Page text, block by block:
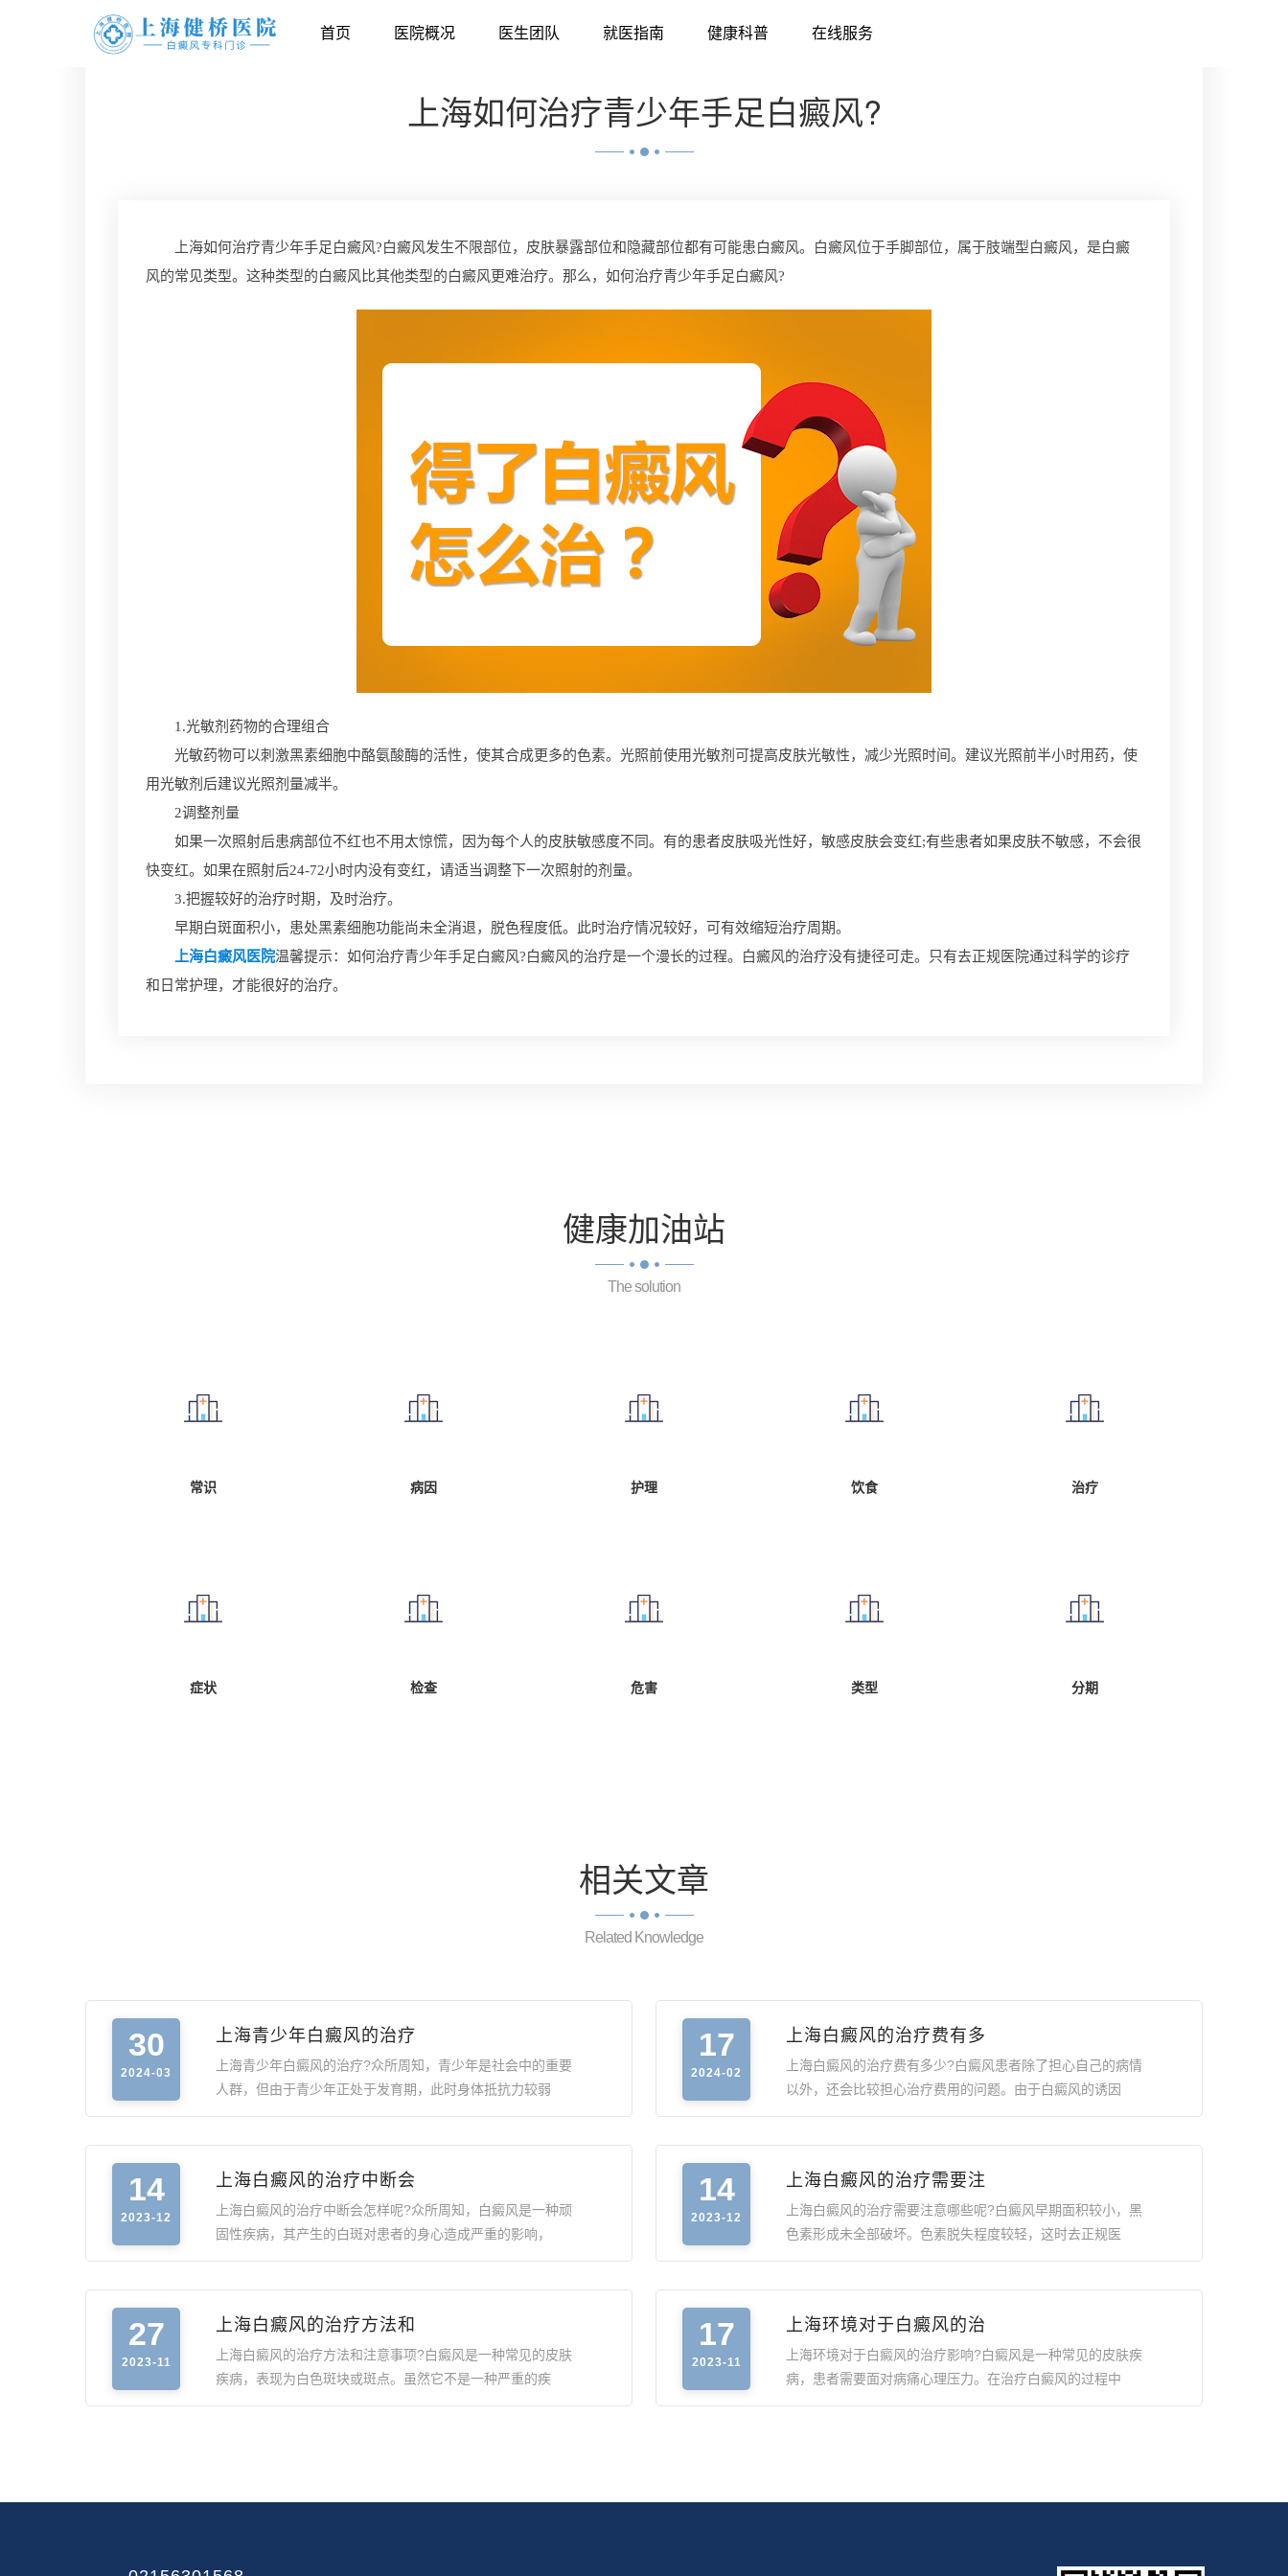
首页 医院概况 医生团队 就医指南 健康科普 在线服务
上海如何治疗青少年手足白癜风?
上海如何治疗青少年手足白癜风?白癜风发生不限部位，皮肤暴露部位和隐藏部位都有可能患白癜风。白癜风位于手脚部位，属于肢端型白癜风，是白癜
风的常见类型。这种类型的白癜风比其他类型的白癜风更难治疗。那么，如何治疗青少年手足白癜风?
1.光敏剂药物的合理组合
光敏药物可以刺激黑素细胞中酪氨酸酶的活性，使其合成更多的色素。光照前使用光敏剂可提高皮肤光敏性，减少光照时间。建议光照前半小时用药，使
用光敏剂后建议光照剂量减半。
2调整剂量
如果一次照射后患病部位不红也不用太惊慌，因为每个人的皮肤敏感度不同。有的患者皮肤吸光性好，敏感皮肤会变红;有些患者如果皮肤不敏感，不会很
快变红。如果在照射后24-72小时内没有变红，请适当调整下一次照射的剂量。
3.把握较好的治疗时期，及时治疗。
早期白斑面积小，患处黑素细胞功能尚未全消退，脱色程度低。此时治疗情况较好，可有效缩短治疗周期。
上海白癜风医院温馨提示：如何治疗青少年手足白癜风?白癜风的治疗是一个漫长的过程。白癜风的治疗没有捷径可走。只有去正规医院通过科学的诊疗
和日常护理，才能很好的治疗。
健康加油站
The solution
常识 病因 护理 饮食 治疗
症状 检查 危害 类型 分期
相关文章
Related Knowledge
30
2024-03
上海青少年白癜风的治疗
上海青少年白癜风的治疗?众所周知，青少年是社会中的重要
人群，但由于青少年正处于发育期，此时身体抵抗力较弱
17
2024-02
上海白癜风的治疗费有多
上海白癜风的治疗费有多少?白癜风患者除了担心自己的病情
以外，还会比较担心治疗费用的问题。由于白癜风的诱因
14
2023-12
上海白癜风的治疗中断会
上海白癜风的治疗中断会怎样呢?众所周知，白癜风是一种顽
固性疾病，其产生的白斑对患者的身心造成严重的影响，
14
2023-12
上海白癜风的治疗需要注
上海白癜风的治疗需要注意哪些呢?白癜风早期面积较小，黑
色素形成未全部破坏。色素脱失程度较轻，这时去正规医
27
2023-11
上海白癜风的治疗方法和
上海白癜风的治疗方法和注意事项?白癜风是一种常见的皮肤
疾病，表现为白色斑块或斑点。虽然它不是一种严重的疾
17
2023-11
上海环境对于白癜风的治
上海环境对于白癜风的治疗影响?白癜风是一种常见的皮肤疾
病，患者需要面对病痛心理压力。在治疗白癜风的过程中